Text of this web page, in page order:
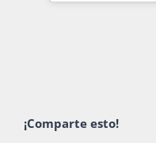
¡Comparte esto!